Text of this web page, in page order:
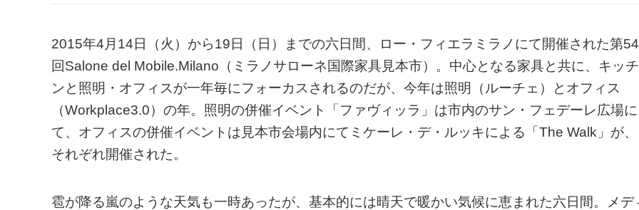
2015年4月14日（火）から19日（日）までの六日間、ロー・フィエラミラノにて開催された第54
回Salone del Mobile.Milano（ミラノサローネ国際家具見本市）。中心となる家具と共に、キッチ
ンと照明・オフィスが一年毎にフォーカスされるのだが、今年は照明（ルーチェ）とオフィス
（Workplace3.0）の年。照明の併催イベント「ファヴィッラ」は市内のサン・フェデーレ広場に
て、オフィスの併催イベントは見本市会場内にてミケーレ・デ・ルッキによる「The Walk」が、
それぞれ開催された。
雹が降る嵐のような天気も一時あったが、基本的には晴天で暖かい気候に恵まれた六日間。メデ